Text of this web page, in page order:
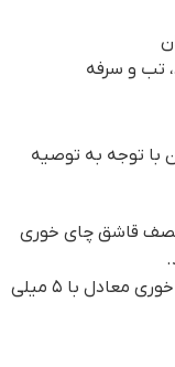
تب و سرفه
با توجه به توصیه
۴ بار و هر بار نصف قاشق چای خوری
بزرگسالان: روزانه ۴ بار و هر بار ۱ قاشق چای خوری معادل با ۵ میلی